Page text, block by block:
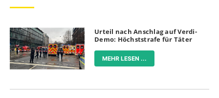
Urteil nach Anschlag auf Verdi-
Demo: Höchststrafe für Täter
MEHR LESEN ...